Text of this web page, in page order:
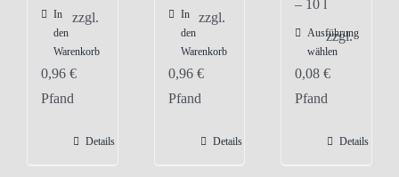
In
den
Warenkorb
zzgl.
0,96 €
Pfand
Details
In
den
Warenkorb
zzgl.
0,96 €
Pfand
Details
– 10
Ausführung
wählen
Dieses
Produkt
Varianten
zzgl.
0,08€
Pfand
Details